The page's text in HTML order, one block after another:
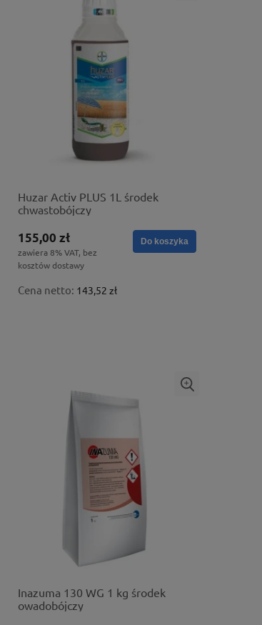
Huzar Activ PLUS 1L środek
chwastobójczy
155,00 zł
zawiera 8% VAT, bez
kosztów dostawy
Cena netto: 143,52 zł
Do koszyka
Inazuma 130 WG 1 kg środek
owadobójczy